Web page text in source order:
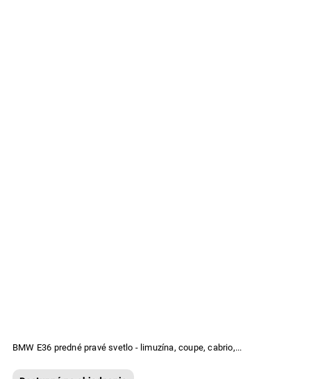
BMW E36 predné pravé svetlo - limuzína, coupe, cabrio,...